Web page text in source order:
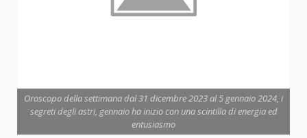
Oroscopo della settimana dal 31 dicembre 2023 al 5 gennaio 2024, i
segreti degli astri, gennaio ha inizio con una scintilla di energia ed
entusiasmo